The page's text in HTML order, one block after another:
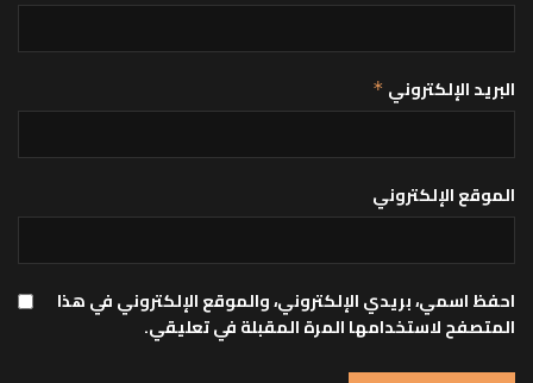
البريد الإلكتروني *
الموقع الإلكتروني
احفظ اسمي، بريدي الإلكتروني، والموقع الإلكتروني في هذا
المتصفح لاستخدامها المرة المقبلة في تعليقي.